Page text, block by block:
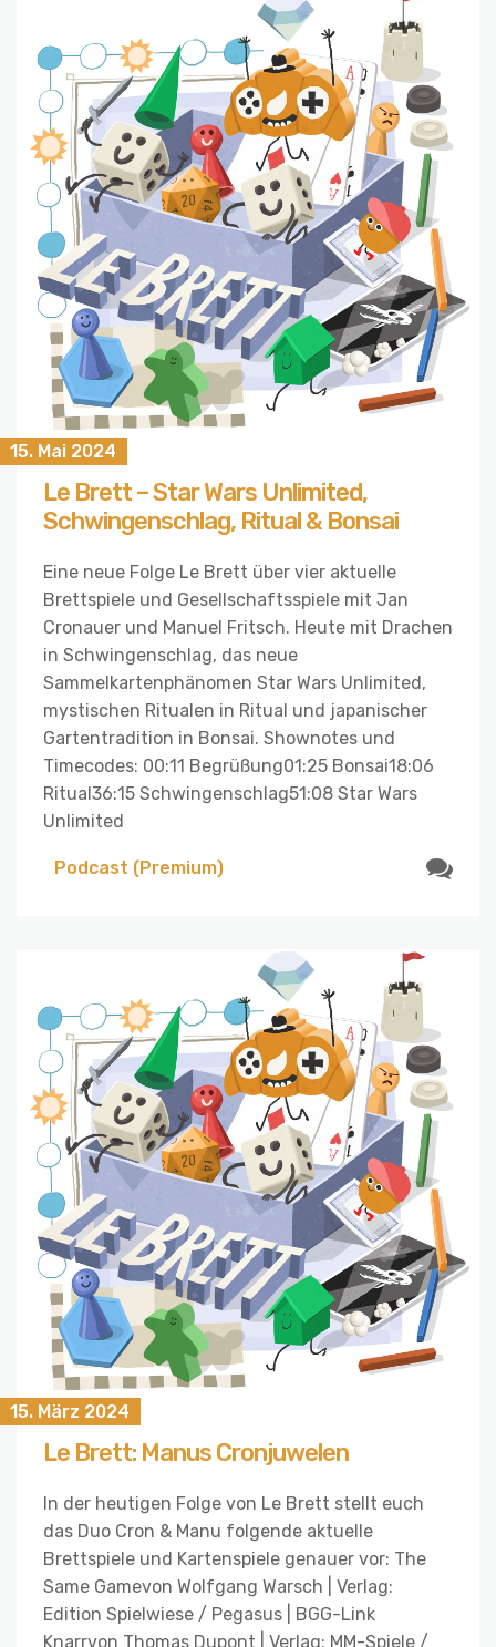
15. Mai 2024
Le Brett – Star Wars Unlimited,
Schwingenschlag, Ritual & Bonsai
Eine neue Folge Le Brett über vier aktuelle
Brettspiele und Gesellschaftsspiele mit Jan
Cronauer und Manuel Fritsch. Heute mit Drachen
in Schwingenschlag, das neue
Sammelkartenphänomen Star Wars Unlimited,
mystischen Ritualen in Ritual und japanischer
Gartentradition in Bonsai. Shownotes und
Timecodes: 00:11 Begrüßung01:25 Bonsai18:06
Ritual36:15 Schwingenschlag51:08 Star Wars
Unlimited
Podcast (Premium)
15. März 2024
Le Brett: Manus Cronjuwelen
In der heutigen Folge von Le Brett stellt euch
das Duo Cron & Manu folgende aktuelle
Brettspiele und Kartenspiele genauer vor: The
Same Gamevon Wolfgang Warsch | Verlag:
Edition Spielwiese / Pegasus | BGG-Link
Knarrvon Thomas Dupont | Verlag: MM-Spiele /